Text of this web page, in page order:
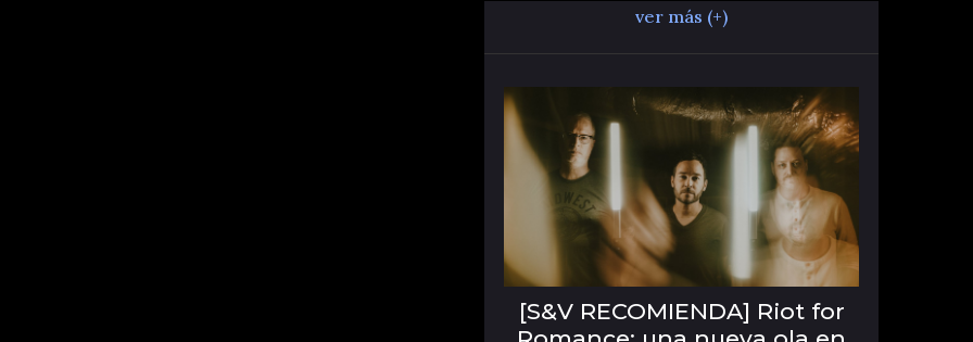
ver más (+)
[S&V RECOMIENDA] Riot for